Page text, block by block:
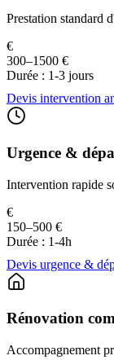
Prestation standard
€
300–1500 €
Durée : 1-3 jours
Devis intervention
Urgence &
Intervention rapide
€
150–500 €
Durée : 1-4h
Devis urgence &
Rénovation
Accompagnement